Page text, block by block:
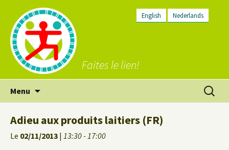
English Nederlands
Faites le lien!
Menu
Adieu aux produits laitiers (FR)
Le 02/11/2013 | 13:30 - 17:00